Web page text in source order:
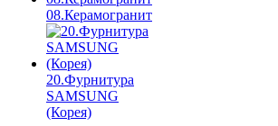
08.Керамогранит
20.Фурнитура
SAMSUNG
(Корея)